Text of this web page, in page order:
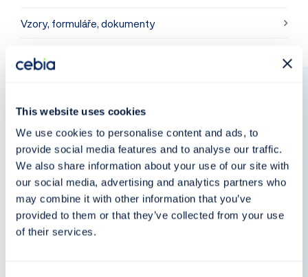
This website uses cookies
We use cookies to personalise content and ads, to
provide social media features and to analyse our traffic.
We also share information about your use of our site with
our social media, advertising and analytics partners who
may combine it with other information that you’ve
provided to them or that they’ve collected from your use
of their services.
Vzory, formuláře, dokumenty